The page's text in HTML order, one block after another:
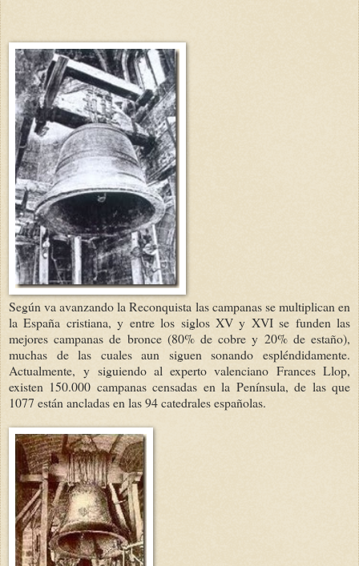
Según va avanzando la Reconquista las campanas se multiplican en
la España cristiana, y entre los siglos XV y XVI se funden las
mejores campanas de bronce (80% de cobre y 20% de estaño),
muchas de las cuales aun siguen sonando espléndidamente.
Actualmente, y siguiendo al experto valenciano Frances Llop,
existen 150.000 campanas censadas en la Península, de las que
1077 están ancladas en las 94 catedrales españolas.